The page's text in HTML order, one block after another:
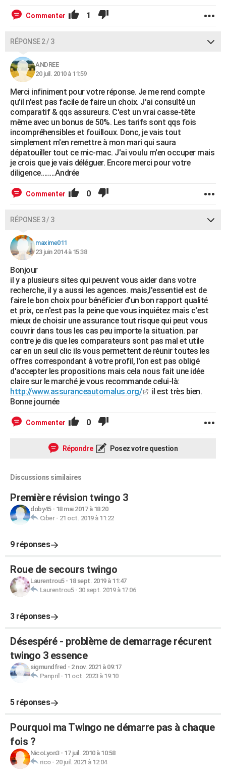
Commenter 1
RÉPONSE 2 / 3
ANDREE
20 juil. 2010 à 11:59
Merci infiniment pour votre réponse. Je me rend compte
qu'il n'est pas facile de faire un choix. J'ai consulté un
comparatif & qqs assureurs. C'est un vrai casse-tête
même avec un bonus de 50%. Les tarifs sont qqs fois
incompréhensibles et fouilloux. Donc, je vais tout
simplement m'en remettre à mon mari qui saura
dépatouiller tout ce mic-mac. J'ai voulu m'en occuper mais
je crois que je vais déléguer. Encore merci pour votre
diligence........Andrée
Commenter 0
RÉPONSE 3 / 3
maxime011
23 juin 2014 à 15:38
Bonjour
il y a plusieurs sites qui peuvent vous aider dans votre
recherche, il y a aussi les agences. mais,l'essentiel est de
faire le bon choix pour bénéficier d'un bon rapport qualité
et prix, ce n'est pas la peine que vous inquiétez mais c'est
mieux de choisir une assurance tout risque qui peut vous
couvrir dans tous les cas peu importe la situation. par
contre je dis que les comparateurs sont pas mal et utile
car en un seul clic ils vous permettent de réunir toutes les
offres correspondant à votre profil, l'on est pas obligé
d'accepter les propositions mais cela nous fait une idée
claire sur le marché je vous recommande celui-là:
http://www.assuranceautomalus.org/
il est très bien.
Bonne journée
Commenter 0
Répondre Posez votre question
Discussions similaires
Première révision twingo 3
doby45- 18 mai 2017 à 18:20
Ciber- 21 oct. 2019 à 11:22
9 réponses
Roue de secours twingo
Laurentrou5- 18 sept. 2019 à 11:47
Laurentrou5- 30 sept. 2019 à 17:06
3 réponses
Désespéré - problème de demarrage récurent
twingo 3 essence
sigmundfred - 2 nov. 2021 à 09:17
Panpril - 11 oct. 2023 à 19:10
5 réponses
Pourquoi ma Twingo ne démarre pas à chaque
fois ?
NicoLyon3- 17 juil. 2010 à 10:58
rico- 20 juil. 2021 à 12:04